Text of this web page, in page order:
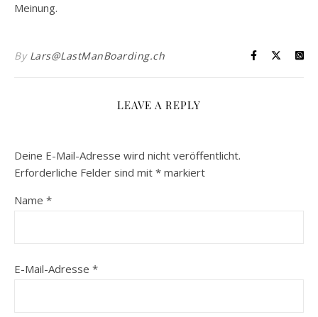
Meinung.
By Lars@LastManBoarding.ch
LEAVE A REPLY
Deine E-Mail-Adresse wird nicht veröffentlicht.
Erforderliche Felder sind mit * markiert
Name *
E-Mail-Adresse *